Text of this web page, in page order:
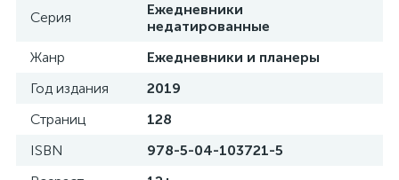
Серия
Ежедневники
недатированные
Жанр
Ежедневники и планеры
Год издания
2019
Страниц
128
ISBN
978-5-04-103721-5